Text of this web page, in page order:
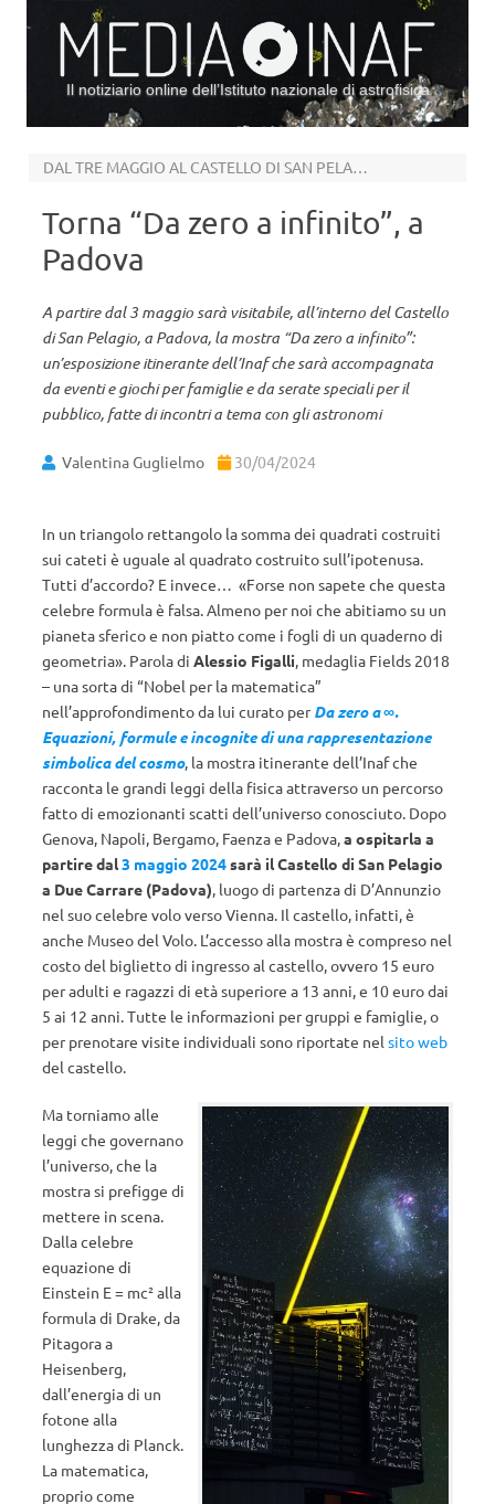
Il notiziario online dell’Istituto nazionale di astrofisica
DAL TRE MAGGIO AL CASTELLO DI SAN PELAGIO
Torna “Da zero a infinito”, a
Padova
A partire dal 3 maggio sarà visitabile, all’interno del Castello
di San Pelagio, a Padova, la mostra “Da zero a infinito”:
un’esposizione itinerante dell’Inaf che sarà accompagnata
da eventi e giochi per famiglie e da serate speciali per il
pubblico, fatte di incontri a tema con gli astronomi
Valentina Guglielmo 30/04/2024
In un triangolo rettangolo la somma dei quadrati costruiti
sui cateti è uguale al quadrato costruito sull’ipotenusa.
Tutti d’accordo? E invece… «Forse non sapete che questa
celebre formula è falsa. Almeno per noi che abitiamo su un
pianeta sferico e non piatto come i fogli di un quaderno di
geometria». Parola di Alessio Figalli, medaglia Fields 2018
– una sorta di “Nobel per la matematica”
nell’approfondimento da lui curato perDa zero a ∞.
Equazioni, formule e incognite di una rappresentazione
simbolica del cosmo, la mostra itinerante dell’Inaf che
racconta le grandi leggi della fisica attraverso un percorso
fatto di emozionanti scatti dell’universo conosciuto. Dopo
Genova, Napoli, Bergamo, Faenza e Padova,a ospitarla a
partire dal3 maggio 2024sarà il Castello di San Pelagio
a Due Carrare (Padova), luogo di partenza di D’Annunzio
nel suo celebre volo verso Vienna. Il castello, infatti, è
anche Museo del Volo. L’accesso alla mostra è compreso nel
costo del biglietto di ingresso al castello, ovvero 15 euro
per adulti e ragazzi di età superiore a 13 anni, e 10 euro dai
5 ai 12 anni. Tutte le informazioni per gruppi e famiglie, o
per prenotare visite individuali sono riportate nel sito web
del castello.
Ma torniamo alle
leggi che governano
l’universo, che la
mostra si prefigge di
mettere in scena.
Dalla celebre
equazione di
Einstein E = mc² alla
formula di Drake, da
Pitagora a
Heisenberg,
dall’energia di un
fotone alla
lunghezza di Planck.
La matematica,
proprio come